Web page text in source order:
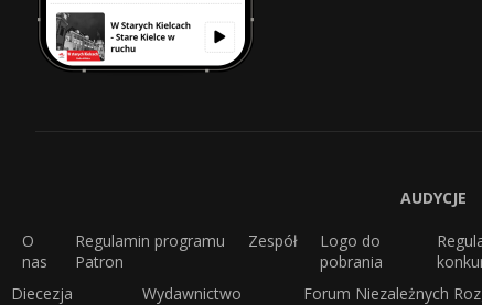
AUDYCJE
O
nas
Regulamin programu
Patron
Zespół
Logo do
pobrania
Diecezja
Wydawnictwo
Forum Niezależnych